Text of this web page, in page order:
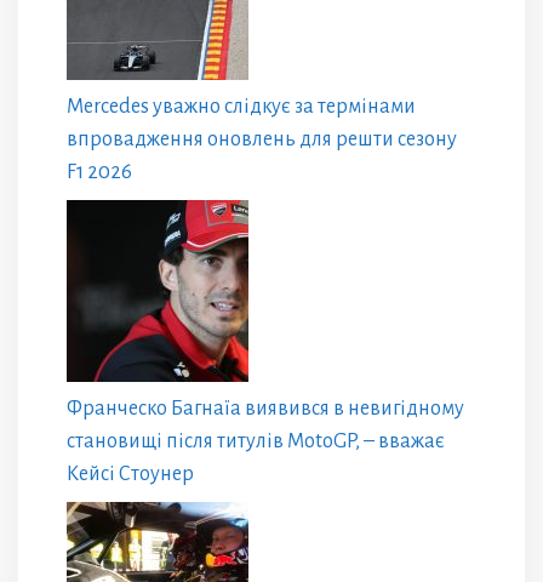
Mercedes уважно слідкує за термінами
впровадження оновлень для решти сезону
F1 2026
Франческо Багнаїа виявився в невигідному
становищі після титулів MotoGP, – вважає
Кейсі Стоунер